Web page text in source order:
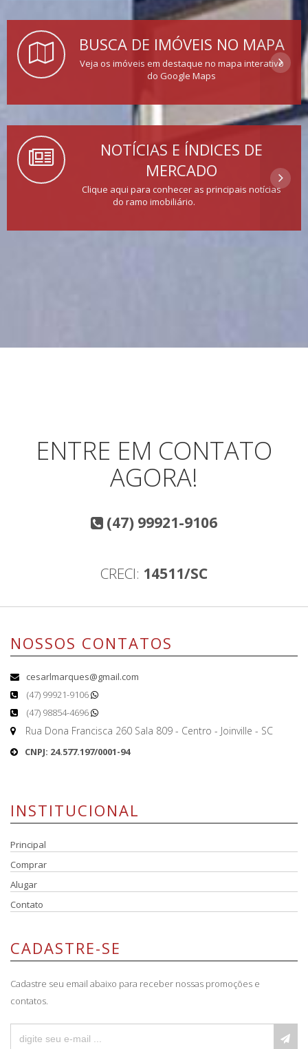
BUSCA DE IMÓVEIS NO MAPA
Veja os imóveis em destaque no mapa interativo
do Google Maps
NOTÍCIAS E ÍNDICES DE
MERCADO
Clique aqui para conhecer as principais notícias
do ramo imobiliário.
ENTRE EM CONTATO
AGORA!
(47) 99921-9106
CRECI: 14511/SC
NOSSOS CONTATOS
cesarlmarques@gmail.com
(47) 99921-9106
(47) 98854-4696
Rua Dona Francisca 260 Sala 809 - Centro - Joinville - SC
CNPJ: 24.577.197/0001-94
INSTITUCIONAL
Principal
Comprar
Alugar
Contato
CADASTRE-SE
Cadastre seu email abaixo para receber nossas promoções e
contatos.